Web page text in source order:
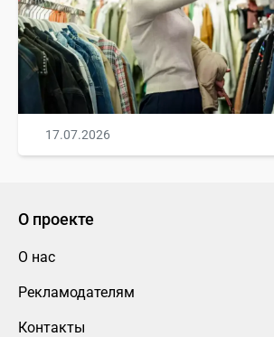
17.07.2026
О проекте
О нас
Рекламодателям
Контакты